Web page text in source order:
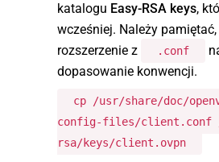
katalogu Easy-RSA keys,
wcześniej. Należy
rozszerzenie z
.conf
dopasowanie konwencji.
cp /usr/share/doc/
config-files/client.conf /
rsa/keys/client.ovpn